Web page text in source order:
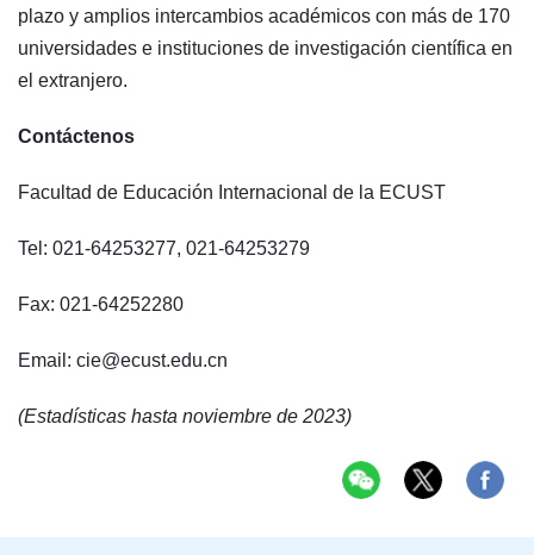
plazo y amplios intercambios académicos con más de 170
universidades e instituciones de investigación científica en
el extranjero.
Contáctenos
Facultad de Educación Internacional de la ECUST
Tel: 021-64253277, 021-64253279
Fax: 021-64252280
Email: cie@ecust.edu.cn
(Estadísticas hasta noviembre de 2023)